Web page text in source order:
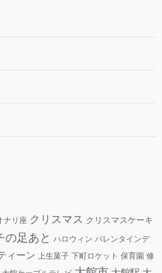
ナリ座 クリスマス クリスマスケーキ
の足あと ハロウィン バレンタインデ
ィーン 上生菓子 下町ロケット 保育園 修